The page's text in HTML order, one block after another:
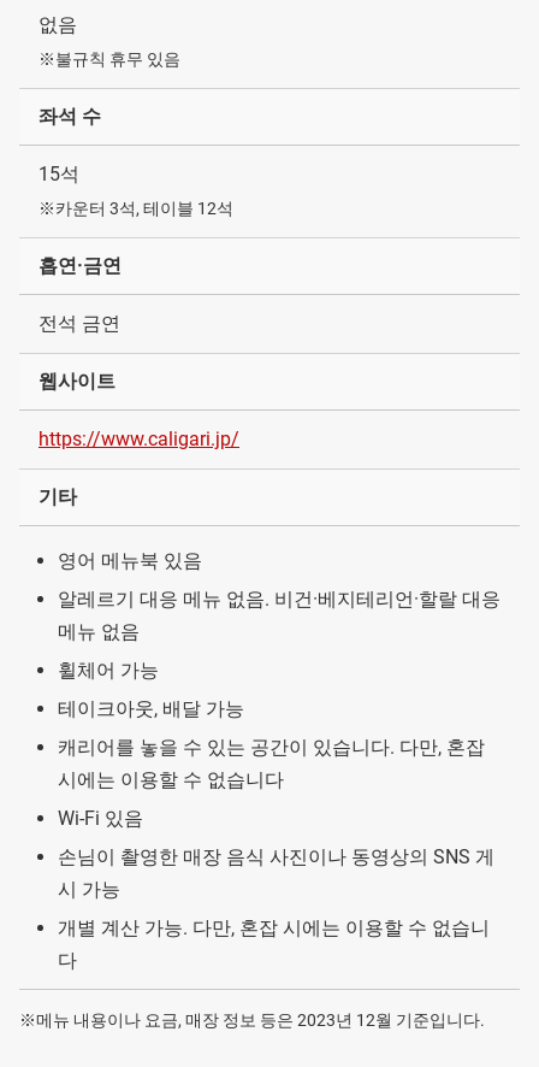
없음
※불규칙 휴무 있음
좌석 수
15석
※카운터 3석, 테이블 12석
흡연·금연
전석 금연
웹사이트
https://www.caligari.jp/
기타
영어 메뉴북 있음
알레르기 대응 메뉴 없음. 비건·베지테리언·할랄 대응
메뉴 없음
휠체어 가능
테이크아웃, 배달 가능
캐리어를 놓을 수 있는 공간이 있습니다. 다만, 혼잡
시에는 이용할 수 없습니다
Wi-Fi 있음
손님이 촬영한 매장 음식 사진이나 동영상의 SNS 게
시 가능
개별 계산 가능. 다만, 혼잡 시에는 이용할 수 없습니
다
※메뉴 내용이나 요금, 매장 정보 등은 2023년 12월 기준입니다.